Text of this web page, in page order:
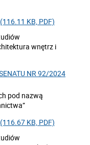
KB, PDF)
wnętrz i
NR 92/2024
pod nazwą
KB, PDF)